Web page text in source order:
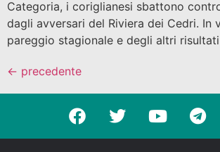
Categoria, i coriglianesi sbattono
dagli avversari del Riviera dei Cedri. In
pareggio stagionale e degli altri
← precedente